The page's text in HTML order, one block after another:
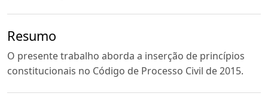
Resumo
O presente trabalho aborda a inserção de princípios
constitucionais no Código de Processo Civil de 2015.